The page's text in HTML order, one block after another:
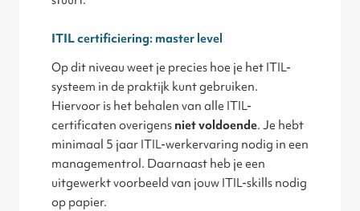
ITIL certificiering: master level
Op dit niveau weet je precies hoe je het ITIL-
systeem in de praktijk kunt gebruiken.
Hiervoor is het behalen van alle ITIL-
certificaten overigens niet voldoende. Je hebt
minimaal 5 jaar ITIL-werkervaring nodig in een
managementrol. Daarnaast heb je een
uitgewerkt voorbeeld van jouw ITIL-skills nodig
op papier.